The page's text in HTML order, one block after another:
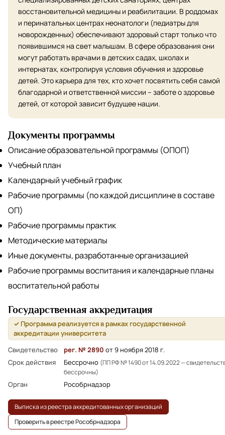
восстановительной медицины и реабилитации. В роддомах
и перинатальных центрах неонатологи (педиатры для
новорожденных) обеспечивают здоровый старт только что
появившимся на свет малышам. В сфере образования они
могут работать врачами в детских садах, школах и
интернатах, контролируя условия обучения и здоровье
детей. Это карьера для тех, кто хочет посвятить себя самой
благодарной и ответственной миссии – заботе о здоровье
детей, от которой зависит будущее нации.
Документы программы
Описание образовательной программы (ОПОП)
Учебный план
Календарный учебный график
Рабочие программы (по каждой дисциплине в составе
ОП)
Рабочие программы практик
Методические материалы
Иные документы, разработанные организацией
Рабочие программы воспитания и календарные планы
воспитательной работы
Государственная аккредитация
✓ Программа реализуется в рамках государственной
аккредитации университета
Свидетельство
рег. № 2890 от 9 ноября 2018 г.
Срок действия
Бессрочно (ПП РФ № 1490 от 14.09.2022 —
бессрочны)
Орган Рособрнадзор
Выписка из реестра аккредитованных организаций
Проверить в реестре Рособрнадзора